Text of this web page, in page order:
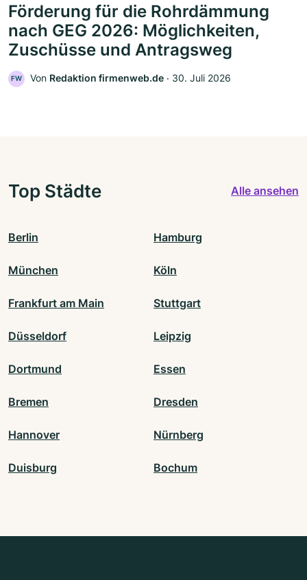
Förderung für die Rohrdämmung
nach GEG 2026: Möglichkeiten,
Zuschüsse und Antragsweg
FW Von Redaktion firmenweb.de ‧ 30. Juli 2026
Top Städte Alle ansehen
Berlin Hamburg
München Köln
Frankfurt am Main Stuttgart
Düsseldorf Leipzig
Dortmund Essen
Bremen Dresden
Hannover Nürnberg
Duisburg Bochum